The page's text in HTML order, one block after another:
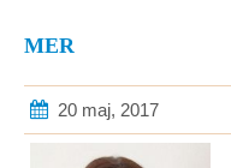
MER
20 maj, 2017